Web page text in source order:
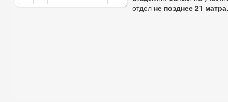
отдел не позднее 21 матра.